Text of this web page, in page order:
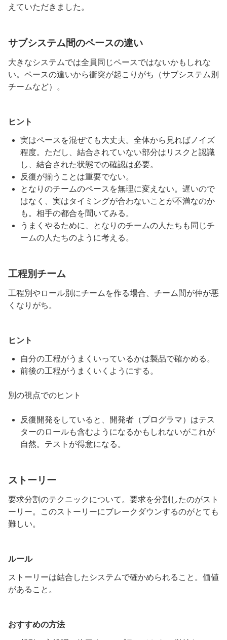
えていただきました。
サブシステム間のペースの違い
大きなシステムでは全員同じペースではないかもしれな
い。ペースの違いから衝突が起こりがち（サブシステム別
チームなど）。
ヒント
実はペースを混ぜても大丈夫。全体から見ればノイズ
程度。ただし、結合されていない部分はリスクと認識
し、結合された状態での確認は必要。
反復が揃うことは重要でない。
となりのチームのペースを無理に変えない。遅いので
はなく、実はタイミングが合わないことが不満なのか
も。相手の都合を聞いてみる。
うまくやるために、となりのチームの人たちも同じチ
ームの人たちのように考える。
工程別チーム
工程別やロール別にチームを作る場合、チーム間が仲が悪
くなりがち。
ヒント
自分の工程がうまくいっているかは製品で確かめる。
前後の工程がうまくいくようにする。
別の視点でのヒント
反復開発をしていると、開発者（プログラマ）はテス
ターのロールも含むようになるかもしれないがこれが
自然。テストが得意になる。
ストーリー
要求分割のテクニックについて。要求を分割したのがスト
ーリー。このストーリーにブレークダウンするのがとても
難しい。
ルール
ストーリーは結合したシステムで確かめられること。価値
があること。
おすすめの方法